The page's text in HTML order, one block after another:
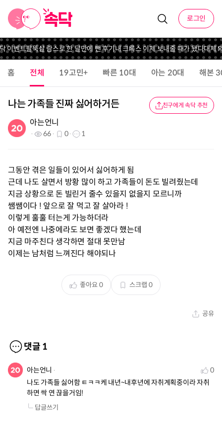
로그인
이벤트팔뚝살 람스로 한 달만에 뺀 후기내 크록스 이제 보내줄 때가 됐다대체
홈 전체 19고민+ 빠른 10대 아는 20대 해본
나는 가족들 진짜 싫어하거든 친구에게 속닥 추천
아는언니
66 0 1
그동안 겪은 일들이 있어서 싫어하게 됨
근데 나도 살면서 방황 많이 하고 가족들이 돈도 빌려줬는데
지금 상황으로 돈 빌린거 줄수 있을지 없을지 모르니까
쌤쌤이다 ! 앞으로 잘 먹고 잘 살아라 !
이렇게 훌훌 터는게 가능하더라
아 예전엔 나중에라도 보면 좋겠다 했는데
지금 마주친다 생각하면 절대 못만남
이제는 남처럼 느껴진다 해야되나
좋아요0 스크랩 0
공유
댓글 1
아는언니
0
나도 가족들 싫어함 ㅌㅋㅋ케 내년~내후년에 자취계획중이라 자취
하면 싹 연 끊을거임!
답글쓰기